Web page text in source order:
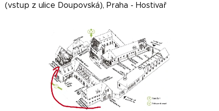
(vstup z ulice Doupovská), Praha - Hostivař